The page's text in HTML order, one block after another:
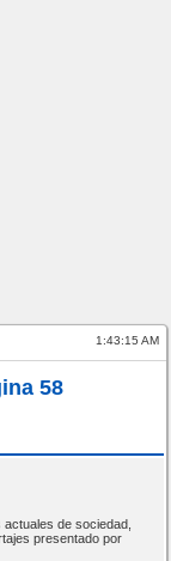
1:43:15 AM
58
de sociedad,
presentado por